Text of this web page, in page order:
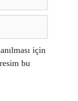
için
bu